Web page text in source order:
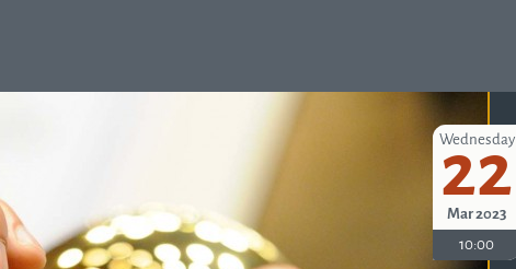
Wednesday
22
Mar 2023
10:00